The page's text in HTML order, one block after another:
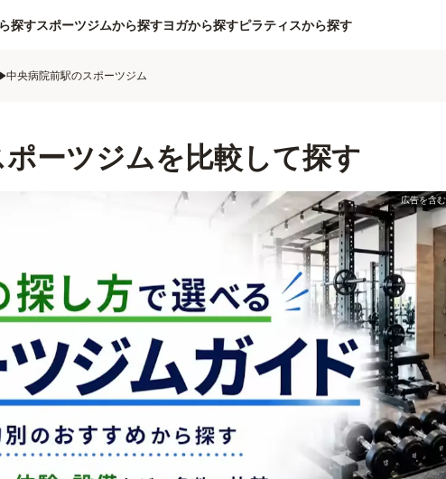
探すスポーツジムから探すヨガから探すピラティスから探す
中央病院前駅のスポーツジム
ーツジムを比較して探す